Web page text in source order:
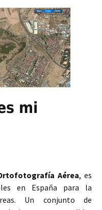
mi
Aérea, es
en España para la
Un conjunto de